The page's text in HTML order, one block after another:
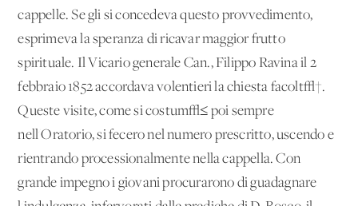
cappelle. Se gli si concedeva questo provvedimento,
esprimeva la speranza di ricavar maggior frutto
spirituale. Il Vicario generale Can., Filippo Ravina il 2
febbraio 1852 accordava volentieri la chiesta facolt√†.
Queste visite, come si costum√≤ poi sempre
nell'Oratorio, si fecero nel numero prescritto, uscendo e
rientrando processionalmente nella cappella. Con
grande impegno i giovani procurarono di guadagnare